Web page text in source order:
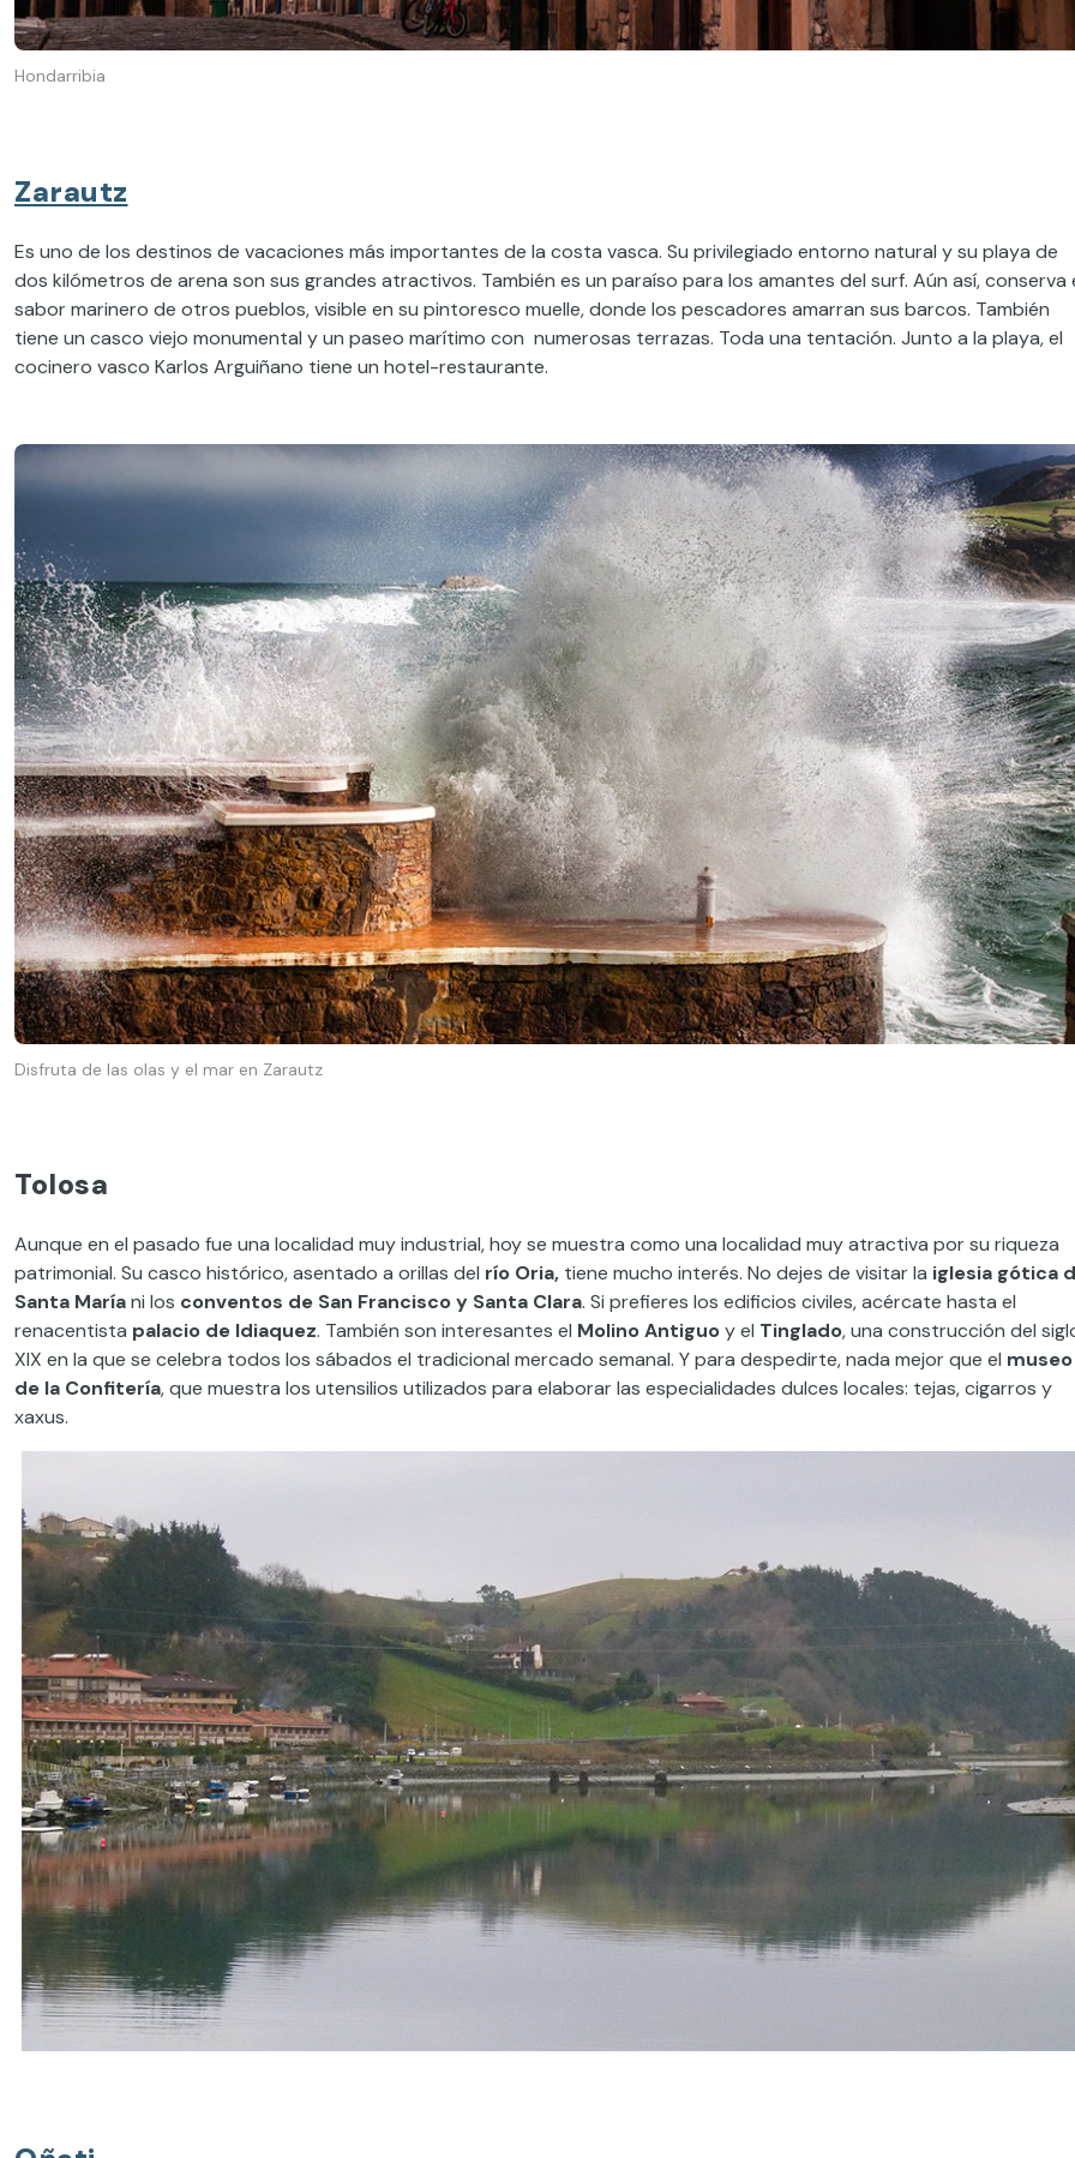
Hondarribia
Zarautz
Es uno de los destinos de vacaciones más importantes de la costa vasca. Su privilegiado entorno natural y su playa de
dos kilómetros de arena son sus grandes atractivos. También es un paraíso para los amantes del surf. Aún así, conserva
sabor marinero de otros pueblos, visible en su pintoresco muelle, donde los pescadores amarran sus barcos. También
tiene un casco viejo monumental y un paseo marítimo con numerosas terrazas. Toda una tentación. Junto a la playa, el
cocinero vasco Karlos Arguiñano tiene un hotel-restaurante.
Disfruta de las olas y el mar en Zarautz
Tolosa
Aunque en el pasado fue una localidad muy industrial, hoy se muestra como una localidad muy atractiva por su riqueza
patrimonial. Su casco histórico, asentado a orillas del río Oria, tiene mucho interés. No dejes de visitar la iglesia gótica
Santa Maríani los conventos de San Francisco y Santa Clara. Si prefieres los edificios civiles, acércate hasta el
renacentista palacio de Idiaquez. También son interesantes el Molino Antiguoy el Tinglado, una construcción del
XIX en la que se celebra todos los sábados el tradicional mercado semanal. Y para despedirte, nada mejor que el museo
de la Confitería, que muestra los utensilios utilizados para elaborar las especialidades dulces locales: tejas, cigarros y
xaxus.